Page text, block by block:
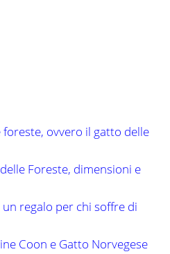
foreste, ovvero il gatto delle
Foreste, dimensioni e
regalo per chi soffre di
Coon e Gatto Norvegese